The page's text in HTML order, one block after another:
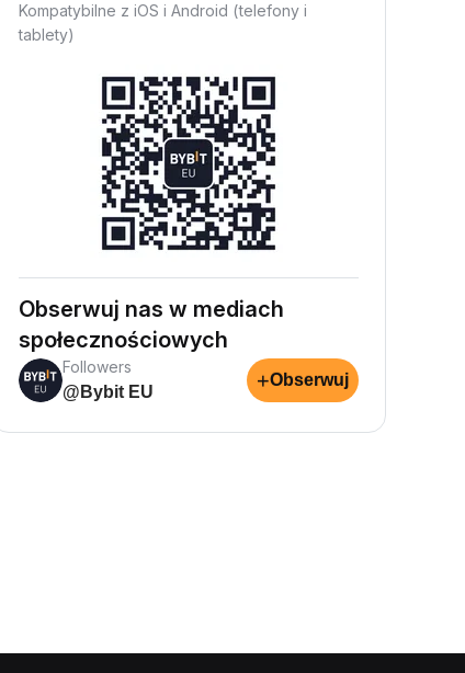
Kompatybilne z iOS i Android (telefony i
tablety)
Obserwuj nas w mediach
społecznościowych
Followers
@Bybit EU
+Obserwuj